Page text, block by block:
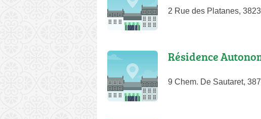
2 Rue des Platanes,
Résidence
9 Chem. De Sautaret,